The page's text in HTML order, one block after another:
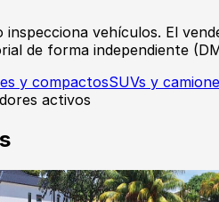
inspecciona vehículos. El
de forma independiente
y compactosSUVs y
activos